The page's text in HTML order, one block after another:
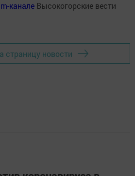
канале Высокогорские вести
страницу новости